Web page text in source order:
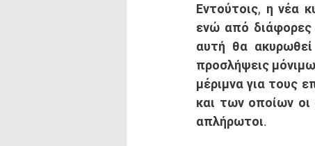
Εντούτοις, η νέα
ενώ από διάφορες
αυτή θα
προσλήψεις
μέριμνα για τους
και των οποίων οι
απλήρωτοι.